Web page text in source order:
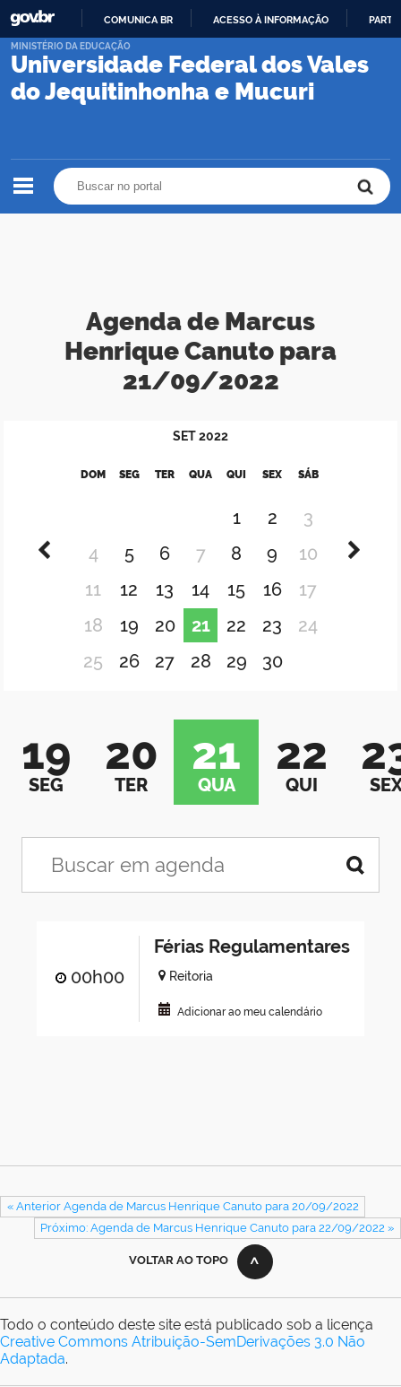
PARA
CONTEÚDO
COMUNICA BR ACESSO À INFORMAÇÃO
Universidade Federal dos Vales
do Jequitinhonha e Mucuri
MINISTÉRIO DA EDUCAÇÃO
Agenda de Marcus
Henrique Canuto para
21/09/2022
SET2022
DOM SEG TER QUA QUI SEX SÁB
1 2
3
4
5 6 7 8 9
10
11
12 13 14 15 16
17
18
19 20 21 22 23
24
25
26 27 28 29 30
19
SEG
20
TER
21
QUA
22
QUI
00h00
Férias Regulamentares
Reitoria
Adicionar ao meu calendário
« Anterior Agenda de Marcus Henrique Canuto para 20/09/2022
Próximo: Agenda de Marcus Henrique Canuto para 22/09/2022 »
VOLTAR AO TOPO
Todo o conteúdo deste site está publicado sob a licença
Creative Commons Atribuição-SemDerivações 3.0 Não
Adaptada.